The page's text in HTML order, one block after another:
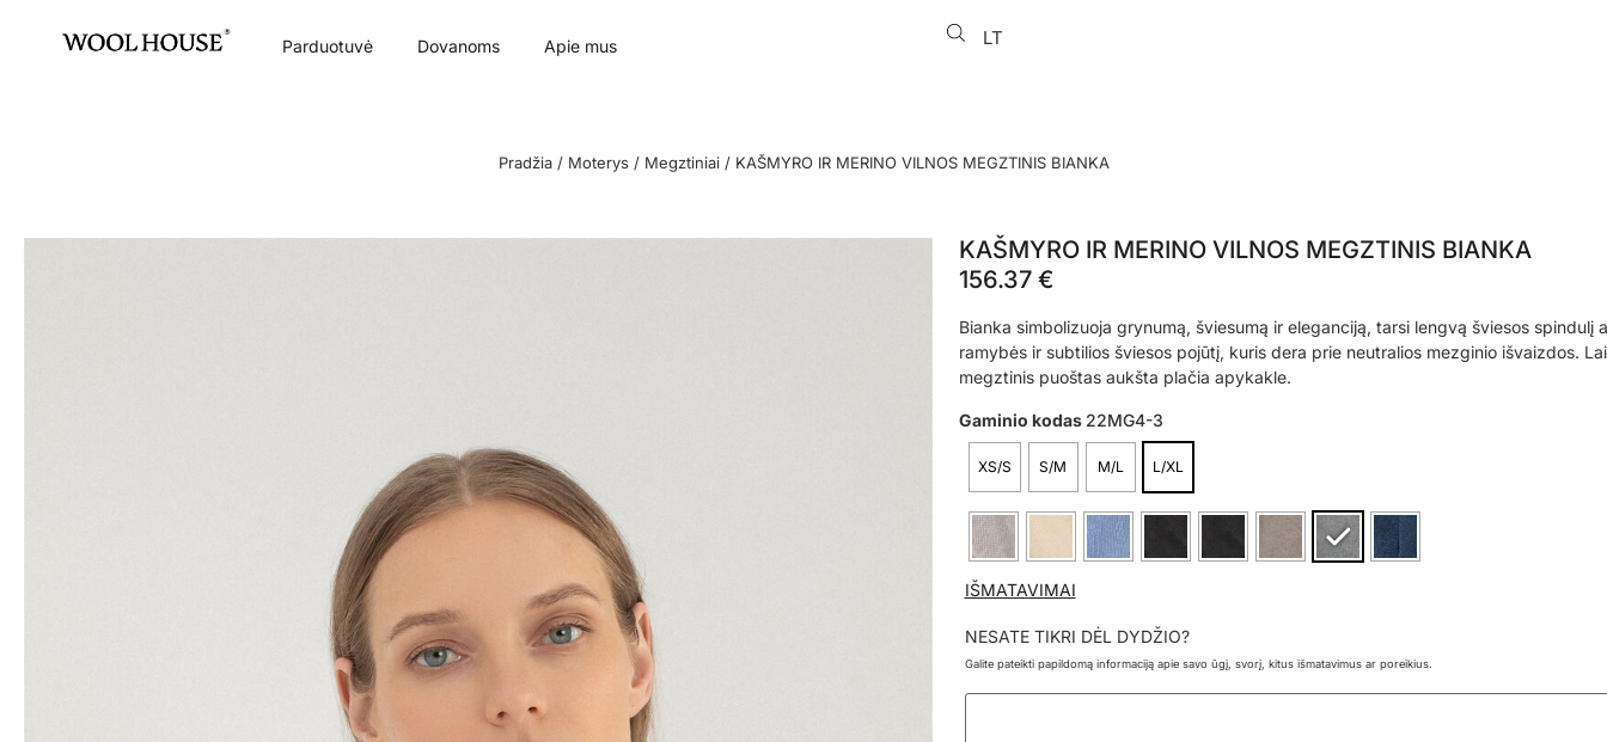
Parduotuvė Dovanoms Apie mus LT
EN
Pradžia/ Moterys/ Megztiniai/ KAŠMYRO IR MERINO VILNOS MEGZTINIS BIANKA
KAŠMYRO IR MERINO VILNOS MEGZTINIS BIANKA
156.37 €
Bianka simbolizuoja grynumą, šviesumą ir eleganciją, tarsi lengvą šviesos spindulį
ramybės ir subtilios šviesos pojūtį, kuris dera prie neutralios mezginio išvaizdos.
megztinis puoštas aukšta plačia apykakle.
Gaminio kodas 22MG4-3
XS/S S/M M/L L/XL
IŠMATAVIMAI
NESATE TIKRI DĖL DYDŽIO?
Galite pateikti papildomą informaciją apie savo ūgį, svorį, kitus išmatavimus ar poreikius.